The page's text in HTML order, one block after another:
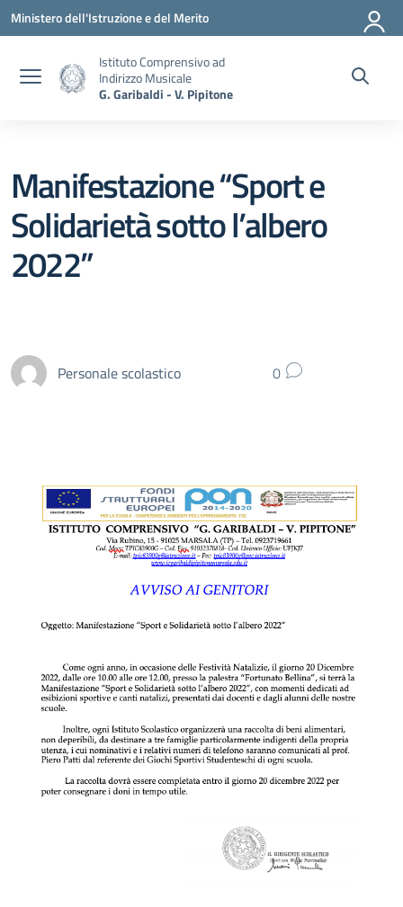
Vai ai contenuti
Vai al menu di navigazione
Vai al footer
Ministero dell'Istruzione e del Merito
Istituto Comprensivo ad
Indirizzo Musicale
G. Garibaldi - V. Pipitone
Manifestazione “Sport e
Solidarietà sotto l’albero
2022”
Personale scolastico 0